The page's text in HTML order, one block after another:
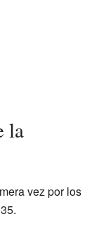
la
vez por los